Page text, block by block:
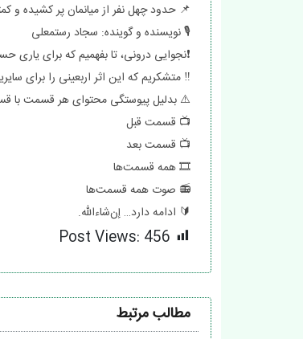
📌 حدود چهل نفر از میانمان پر کشیده و
🎙 نویسنده و گوینده: سجاد رستمعلی
❗️نجوایی درونی، تا بفهمیم که برای یاری
‼️ متشکریم که این اثر اربعینی را برای
⚠️ بدلیل پیوستگی محتوای هر قسمت با
📺 قسمت قبل
📺 قسمت بعد
🎞 همه قسمت‌ها
📻 صوت همه قسمت‌ها
🔰 ادامه دارد… إن‌شاءالله.
Post Views: 456
مطالب مرتبط